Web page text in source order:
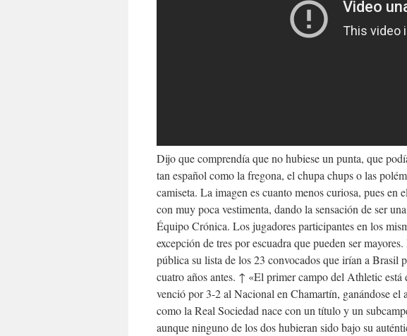
Dijo que comprendía que no hubiese un punta, que
tan español como la fregona, el chupa chups o las
camiseta. La imagen es cuanto menos curiosa, pues
con muy poca vestimenta, dando la sensación de ser
Équipo Crónica. Los jugadores participantes en los
excepción de tres por escuadra que pueden ser
pública su lista de los 23 convocados que irían a Brasil
cuatro años antes. ↑ «El primer campo del Athletic
venció por 3-2 al Nacional en Chamartín, ganándose el
como la Real Sociedad nace con un título y un
aunque ninguno de los dos hubieran sido bajo su